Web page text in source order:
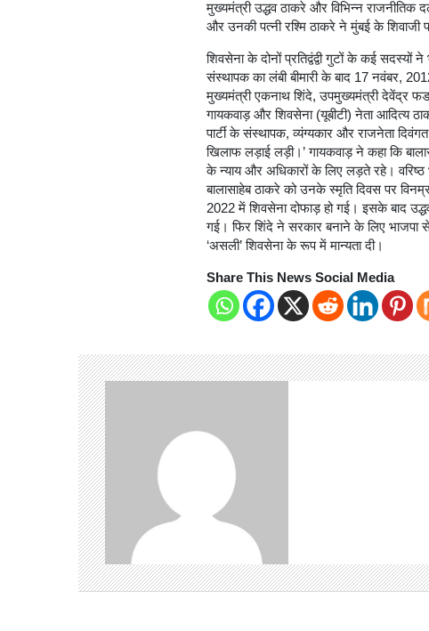
मुख्यमंत्री उद्धव ठाकरे और विभिन्न
और उनकी पत्नी रश्मि ठाकरे ने मुंबई के शिवाजी
शिवसेना के दोनों प्रतिद्वंद्वी गुटों के कई सदस्यों
संस्थापक का लंबी बीमारी के बाद 17 नवंबर,
मुख्यमंत्री एकनाथ शिंदे, उपमुख्यमंत्री देवेंद्र
गायकवाड़ और शिवसेना (यूबीटी) नेता आदित्य
पार्टी के संस्थापक, व्यंग्यकार और राजनेता
खिलाफ लड़ाई लड़ी।’ गायकवाड़ ने कहा कि
के न्याय और अधिकारों के लिए लड़ते रहे।
बालासाहेब ठाकरे को उनके स्मृति दिवस पर
2022 में शिवसेना दोफाड़ हो गई। इसके बाद
गई। फिर शिंदे ने सरकार बनाने के लिए भाजपा
‘असली’ शिवसेना के रूप में मान्यता दी।
Share This News Social Media